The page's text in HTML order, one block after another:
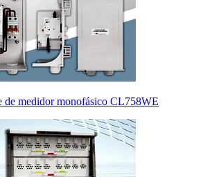
de medidor monofásico CL758WE